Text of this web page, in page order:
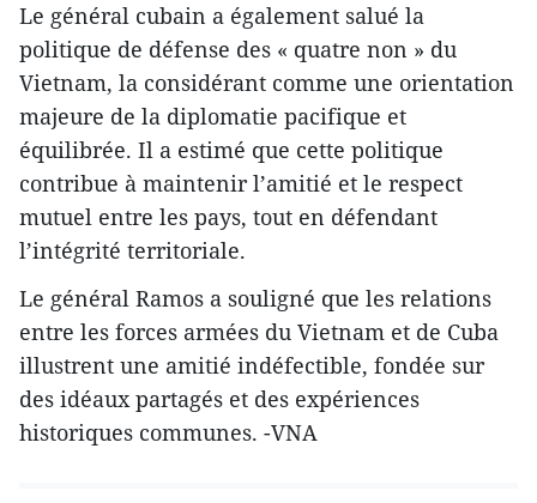
Le général cubain a également salué la
politique de défense des « quatre non » du
Vietnam, la considérant comme une orientation
majeure de la diplomatie pacifique et
équilibrée. Il a estimé que cette politique
contribue à maintenir l’amitié et le respect
mutuel entre les pays, tout en défendant
l’intégrité territoriale.
Le général Ramos a souligné que les relations
entre les forces armées du Vietnam et de Cuba
illustrent une amitié indéfectible, fondée sur
des idéaux partagés et des expériences
historiques communes. -VNA